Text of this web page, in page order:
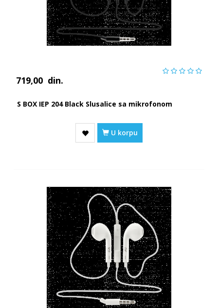
719,00 din.
S BOX IEP 204 Black Slusalice sa mikrofonom
U korpu